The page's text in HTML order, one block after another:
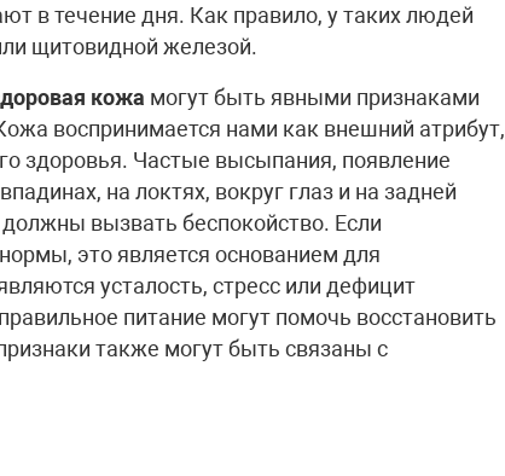
в течение дня. Как правило, у таких людей
щитовидной железой.
кожа могут быть явными признаками
воспринимается нами как внешний атрибут,
здоровья. Частые высыпания, появление
на локтях, вокруг глаз и на задней
вызвать беспокойство. Если
это является основанием для
усталость, стресс или дефицит
питание могут помочь восстановить
также могут быть связаны с